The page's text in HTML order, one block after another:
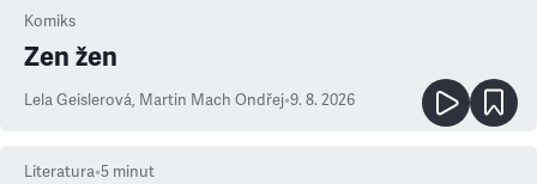
Komiks
Zen žen
Lela Geislerová, Martin Mach Ondřej•9. 8. 2026
Literatura•5 minut